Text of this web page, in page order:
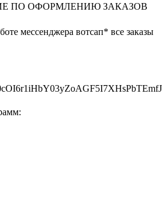
ПО ОФОРМЛЕНИЮ ЗАКАЗОВ
мессенджера вотсап* все заказы